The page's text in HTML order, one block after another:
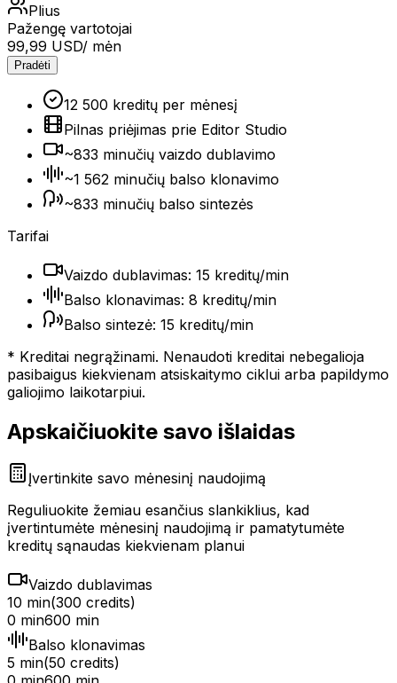
Plius
Pažengę vartotojai
99,99 USD/ mėn
Pradėti
12 500 kreditų per mėnesį
Pilnas priėjimas prie Editor Studio
~833 minučių vaizdo dublavimo
~1 562 minučių balso klonavimo
~833 minučių balso sintezės
Tarifai
Vaizdo dublavimas: 15 kreditų/min
Balso klonavimas: 8 kreditų/min
Balso sintezė: 15 kreditų/min
* Kreditai negrąžinami. Nenaudoti kreditai nebegalioja
pasibaigus kiekvienam atsiskaitymo ciklui arba papildymo
galiojimo laikotarpiui.
Apskaičiuokite savo išlaidas
Įvertinkite savo mėnesinį naudojimą
Reguliuokite žemiau esančius slankiklius, kad
įvertintumėte mėnesinį naudojimą ir pamatytumėte
kreditų sąnaudas kiekvienam planui
Vaizdo dublavimas
10 min(300 credits)
0 min600 min
Balso klonavimas
5 min(50 credits)